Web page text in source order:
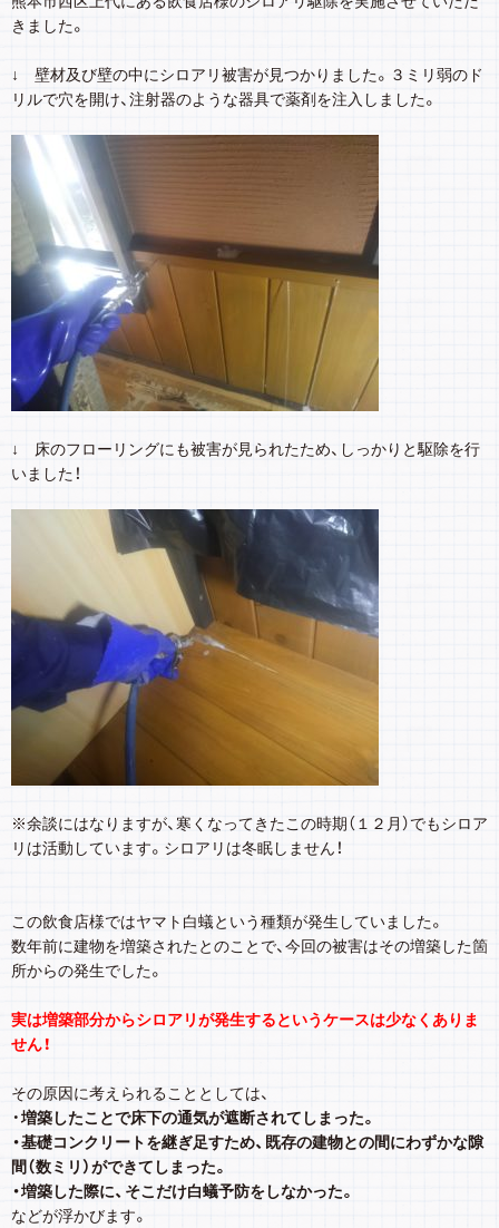
きました。
↓ 壁材及び壁の中にシロアリ被害が見つかりました。３ミリ弱のド
リルで穴を開け、注射器のような器具で薬剤を注入しました。
↓ 床のフローリングにも被害が見られたため、しっかりと駆除を行
いました！
※余談にはなりますが、寒くなってきたこの時期（１２月）でもシロア
リは活動しています。シロアリは冬眠しません！
この飲食店様ではヤマト白蟻という種類が発生していました。
数年前に建物を増築されたとのことで、今回の被害はその増築した箇
所からの発生でした。
実は増築部分からシロアリが発生するというケースは少なくありま
せん！
その原因に考えられることとしては、
・増築したことで床下の通気が遮断されてしまった。
・基礎コンクリートを継ぎ足すため、既存の建物との間にわずかな隙
間（数ミリ）ができてしまった。
・増築した際に、そこだけ白蟻予防をしなかった。
などが浮かびます。